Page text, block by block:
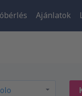
Ajánlatok